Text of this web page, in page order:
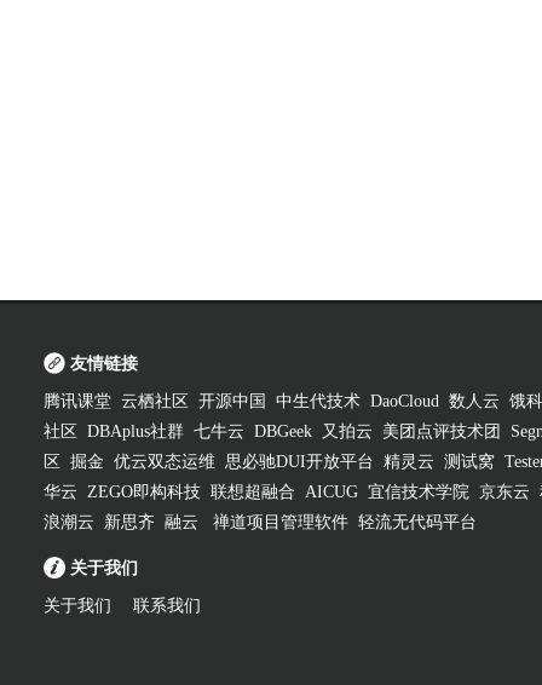
友情链接
腾讯课堂 云栖社区 开源中国 中生代技术 DaoCloud 数人云 饿
社区
DBAplus社群 七牛云 DBGeek 又拍云 美团点评技术团
区
掘金 优云双态运维 思必驰DUI开放平台 精灵云 测试窝
华云 ZEGO即构科技 联想超融合 AICUG 宜信技术学院 京东云
浪潮云
新思齐 融云 禅道项目管理软件 轻流无代码平台
关于我们
关于我们 联系我们